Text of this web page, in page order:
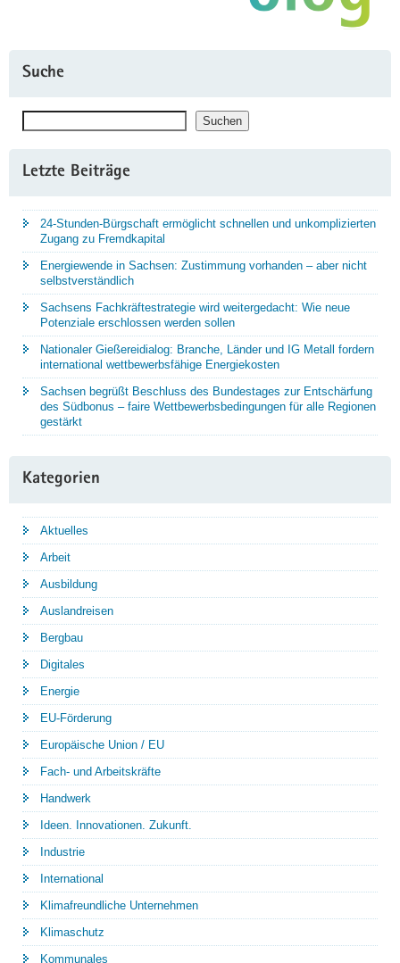
Suche
Suchen
Letzte Beiträge
24-Stunden-Bürgschaft ermöglicht schnellen und unkomplizierten
Zugang zu Fremdkapital
Energiewende in Sachsen: Zustimmung vorhanden – aber nicht
selbstverständlich
Sachsens Fachkräftestrategie wird weitergedacht: Wie neue
Potenziale erschlossen werden sollen
Nationaler Gießereidialog: Branche, Länder und IG Metall fordern
international wettbewerbsfähige Energiekosten
Sachsen begrüßt Beschluss des Bundestages zur Entschärfung
des Südbonus – faire Wettbewerbsbedingungen für alle Regionen
gestärkt
Kategorien
Aktuelles
Arbeit
Ausbildung
Auslandreisen
Bergbau
Digitales
Energie
EU-Förderung
Europäische Union / EU
Fach- und Arbeitskräfte
Handwerk
Ideen. Innovationen. Zukunft.
Industrie
International
Klimafreundliche Unternehmen
Klimaschutz
Kommunales